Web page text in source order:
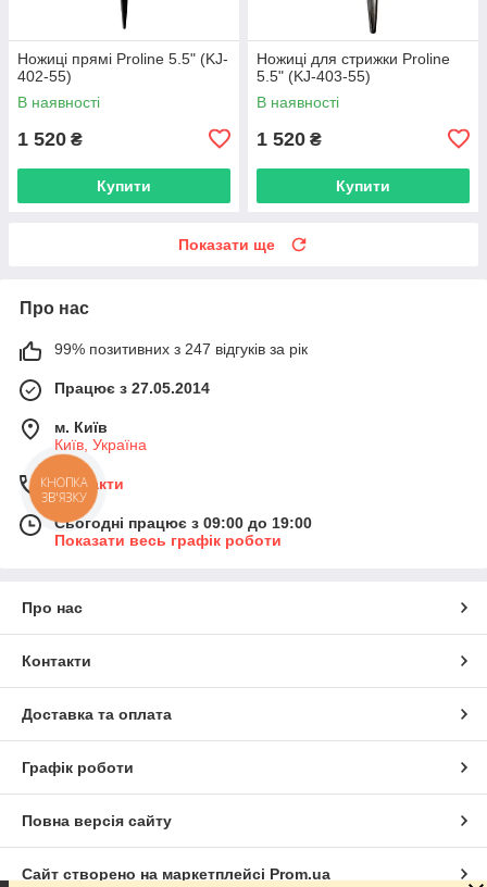
Ножиці прямі Proline 5.5" (KJ-
402-55)
В наявності
1 520 ₴
Купити
Ножиці для стрижки Proline
5.5" (KJ-403-55)
В наявності
1 520 ₴
Купити
Показати ще
Про нас
99% позитивних з 247 відгуків за рік
Працює з 27.05.2014
м. Київ
Київ, Україна
Контакти
Сьогодні працює з 09:00 до 19:00
Показати весь графік роботи
Про нас
Контакти
Доставка та оплата
Графік роботи
Повна версія сайту
Сайт створено на маркетплейсі Prom.ua
КНОПКА
ЗВ'ЯЗКУ